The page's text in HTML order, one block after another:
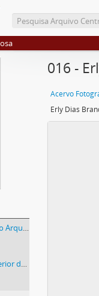
da UFV
Uremg
016 -